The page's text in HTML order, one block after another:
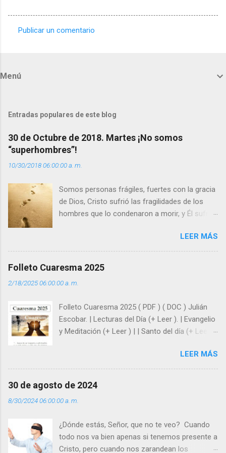
t
r
i
o
s
Publicar un comentario
Menú
Entradas populares de este blog
30 de Octubre de 2018. Martes ¡No somos
“superhombres”!
10/30/2018 06:00:00 a. m.
Somos personas frágiles, fuertes con la gracia
de Dios, Cristo sufrió las fragilidades de los
hombres que lo condenaron a morir, y Él sufrió
enseña Jesucristo? Que, si seguimos sus
huellas, sin ser superhombres, podemos
siempre está pendiente de nosotros. Amar es
y protegidos por nosotros. “ Señor, soy un
árbol sin frutos, pero tú me das la savia para
que al menos mis ramas y hojas den sombra
super hombre? - ¿Superas tu fragilidad con la
gracia de Dios? Julián Escobar. | Lecturas del
Día (+ Leer ). | Evangelio y Meditación (+ Leer ) |
LEER MÁS
Folleto Cuaresma 2025
2/18/2025 06:00:00 a. m.
Folleto Cuaresma 2025 ( PDF ) ( DOC ) Julián
Escobar. | Lecturas del Día (+ Leer ). | Evangelio
y Meditación (+ Leer ) | | Santo del día (+ Leer )
LEER MÁS
30 de agosto de 2024
8/30/2024 06:00:00 a. m.
¿Dónde estás, Señor, que no te veo? Cuando
todo nos va bien apenas si tenemos presente a
Cristo, pero cuando nos zarandean los